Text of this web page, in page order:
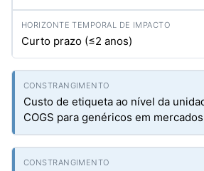
Curto prazo (≤2 anos)
Custo de etiqueta ao nível da
COGS para genéricos em